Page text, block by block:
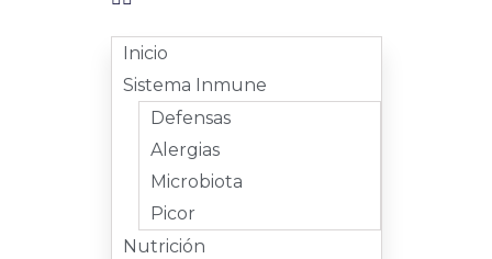
Inicio
Sistema Inmune
Defensas
Alergias
Microbiota
Picor
Nutrición